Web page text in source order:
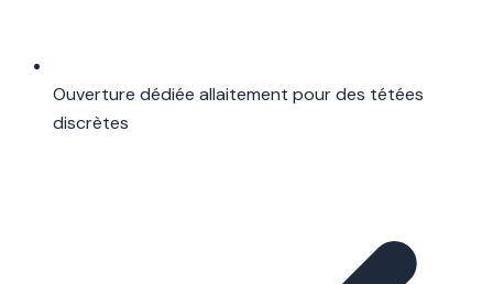
Ouverture dédiée allaitement pour des tétées
discrètes